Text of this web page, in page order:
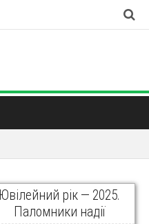
Ювілейний рік — 2025.
Паломники надії